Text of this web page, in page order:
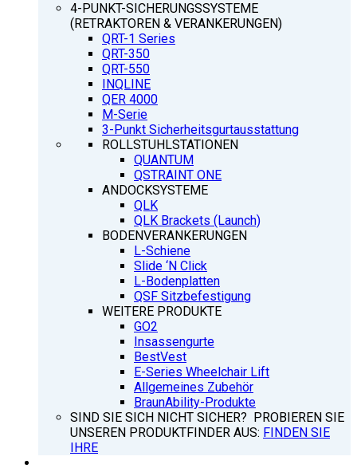
4-PUNKT-SICHERUNGSSYSTEME
(RETRAKTOREN & VERANKERUNGEN)
QRT-1 Series
QRT-350
QRT-550
INQLINE
QER 4000
M-Serie
3-Punkt Sicherheitsgurtausstattung
ROLLSTUHLSTATIONEN
QUANTUM
QSTRAINT ONE
ANDOCKSYSTEME
QLK
QLK Brackets (Launch)
BODENVERANKERUNGEN
L-Schiene
Slide ‘N Click
L-Bodenplatten
QSF Sitzbefestigung
WEITERE PRODUKTE
GO2
Insassengurte
BestVest
E-Series Wheelchair Lift
Allgemeines Zubehör
BraunAbility-Produkte
SIND SIE SICH NICHT SICHER? PROBIEREN SIE
UNSEREN PRODUKTFINDER AUS: FINDEN SIE
IHRE